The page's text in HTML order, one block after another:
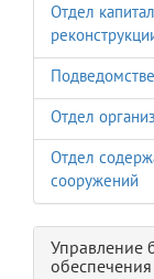
Отдел
Отдел
Отдел
сооружений
Управление
обеспечения